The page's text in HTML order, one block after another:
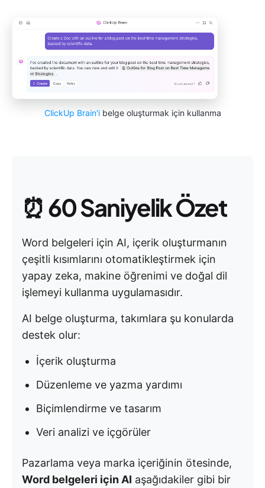
ClickUp Brain'ibelge oluşturmak için kullanma
⏰60 Saniyelik Özet
Word belgeleri için AI, içerik oluşturmanın
çeşitli kısımlarını otomatikleştirmek için
yapay zeka, makine öğrenimi ve doğal dil
işlemeyi kullanma uygulamasıdır.
AI belge oluşturma, takımlara şu konularda
destek olur:
İçerik oluşturma
Düzenleme ve yazma yardımı
Biçimlendirme ve tasarım
Veri analizi ve içgörüler
Pazarlama veya marka içeriğinin ötesinde,
Word belgeleri için AI aşağıdakiler gibi bir